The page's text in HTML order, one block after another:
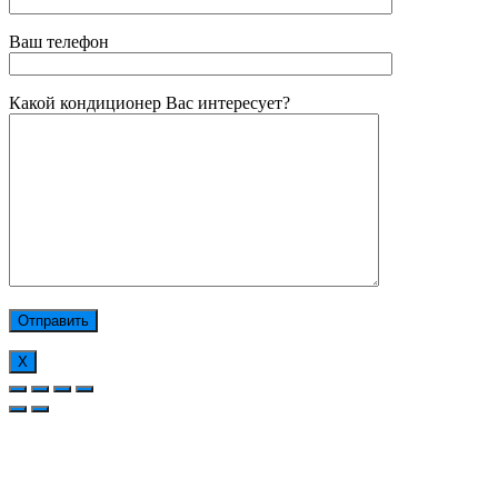
Ваш телефон
Какой кондиционер Вас интересует?
Х